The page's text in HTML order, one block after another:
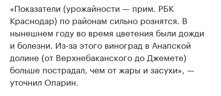
«Показатели (урожайности — прим. РБК
Краснодар) по районам сильно рознятся. В
нынешнем году во время цветения были дожди
и болезни. Из-за этого виноград в Анапской
долине (от Верхнебаканского до Джемете)
больше пострадал, чем от жары и засухи», —
уточнил Опарин.